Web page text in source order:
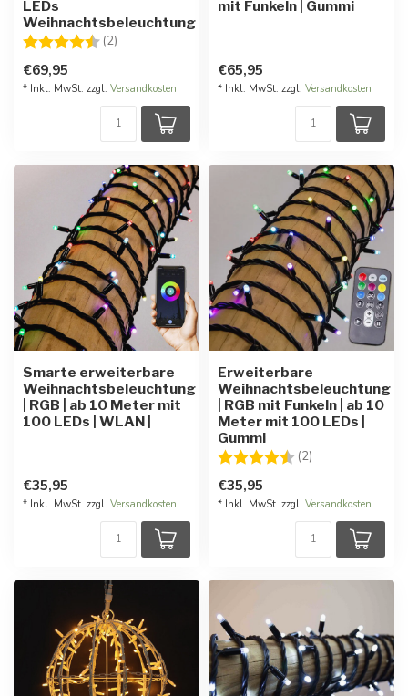
LEDs
Weihnachtsbeleuchtung
Bewertung:
(2)
€69,95
* Inkl. MwSt. zzgl. Versandkosten
mit Funkeln | Gummi
€65,95
* Inkl. MwSt. zzgl. Versandkosten
Smarte erweiterbare
Weihnachtsbeleuchtung
| RGB | ab 10 Meter mit
100 LEDs | WLAN |
€35,95
* Inkl. MwSt. zzgl. Versandkosten
Erweiterbare
Weihnachtsbeleuchtung
| RGB mit Funkeln | ab 10
Meter mit 100 LEDs |
Gummi
Bewertung:
(2)
€35,95
* Inkl. MwSt. zzgl. Versandkosten